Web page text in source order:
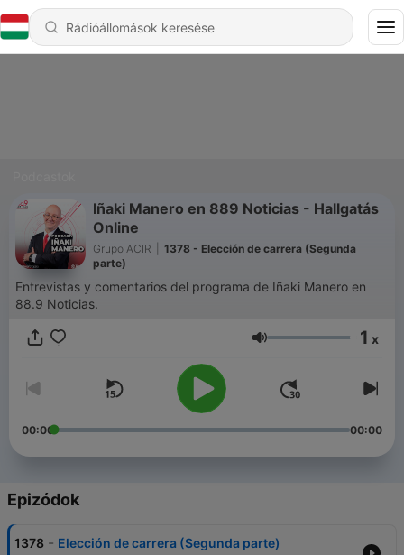
Iñaki Manero en 889 Noticias - Hallgatás
Online
Grupo ACIR
1378 - Elección de carrera (Segunda
parte)
Entrevistas y comentarios del programa de Iñaki Manero en
88.9 Noticias.
Hangerő 1 x
00:00 00:00
Epizódok
1378 - Elección de carrera (Segunda parte)